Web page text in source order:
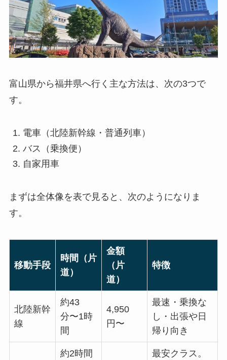
富山県から福井県へ行く主な方法は、次の3つで
す。
電車（北陸新幹線・普通列車）
バス（乗換便）
自家用車
まずは全体像を表で見ると、次のようになりま
す。
移動手段
時間（片
道）
金額
（片
道）
特徴
北陸新幹
線
約43
分〜1時
間
4,950
円〜
最速・乗換な
し・出張や日
帰り向き
約2時間 最安クラス。